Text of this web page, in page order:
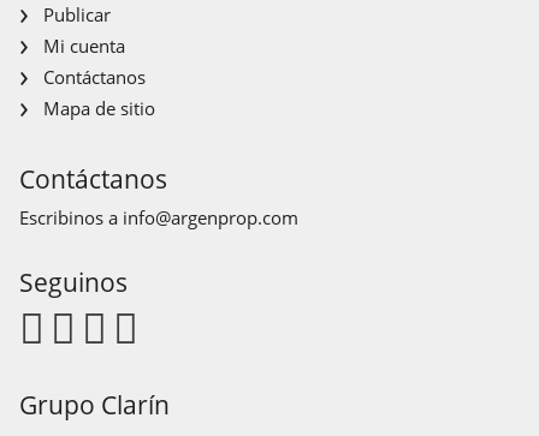
Publicar
Mi cuenta
Contáctanos
Mapa de sitio
Contáctanos
Escribinos a info@argenprop.com
Seguinos
Grupo Clarín